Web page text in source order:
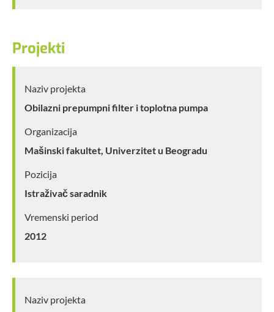
Projekti
Naziv projekta
Obilazni prepumpni filter i toplotna pumpa
Organizacija
Mašinski fakultet, Univerzitet u Beogradu
Pozicija
Istraživač saradnik
Vremenski period
2012
Naziv projekta